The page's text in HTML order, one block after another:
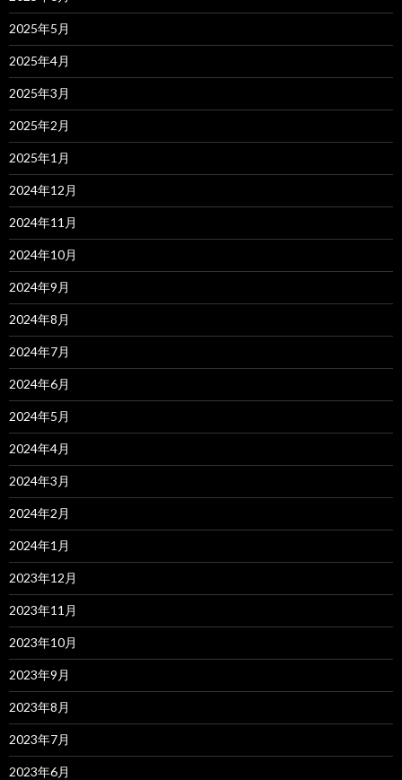
2025年5月
2025年4月
2025年3月
2025年2月
2025年1月
2024年12月
2024年11月
2024年10月
2024年9月
2024年8月
2024年7月
2024年6月
2024年5月
2024年4月
2024年3月
2024年2月
2024年1月
2023年12月
2023年11月
2023年10月
2023年9月
2023年8月
2023年7月
2023年6月